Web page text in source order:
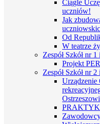
Ciągle
uczniów!
Jak
Od
W teatrze
Zespół Szkół nr
Projekt
Zespół Szkół nr
Urządzenie